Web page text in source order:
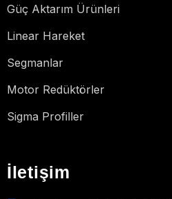
Güç Aktarım Ürünleri
Linear Hareket
Segmanlar
Motor Redüktörler
Sigma Profiller
İletişim